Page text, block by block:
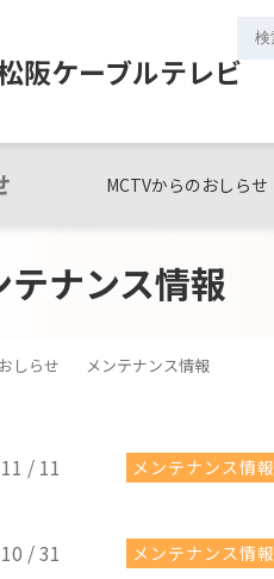
阪ケーブルテレビ
MCTVからのおしらせ
テナンス情報
おしらせ メンテナンス情報
/ 11 メンテナンス情報
/ 31 メンテナンス情報